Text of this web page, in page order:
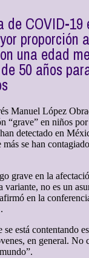
de COVID-19
proporción
una edad
50 años
Manuel López
“grave” en niños
detectado en
se han
grave en la
no es un
en la
está contentando
en general. No